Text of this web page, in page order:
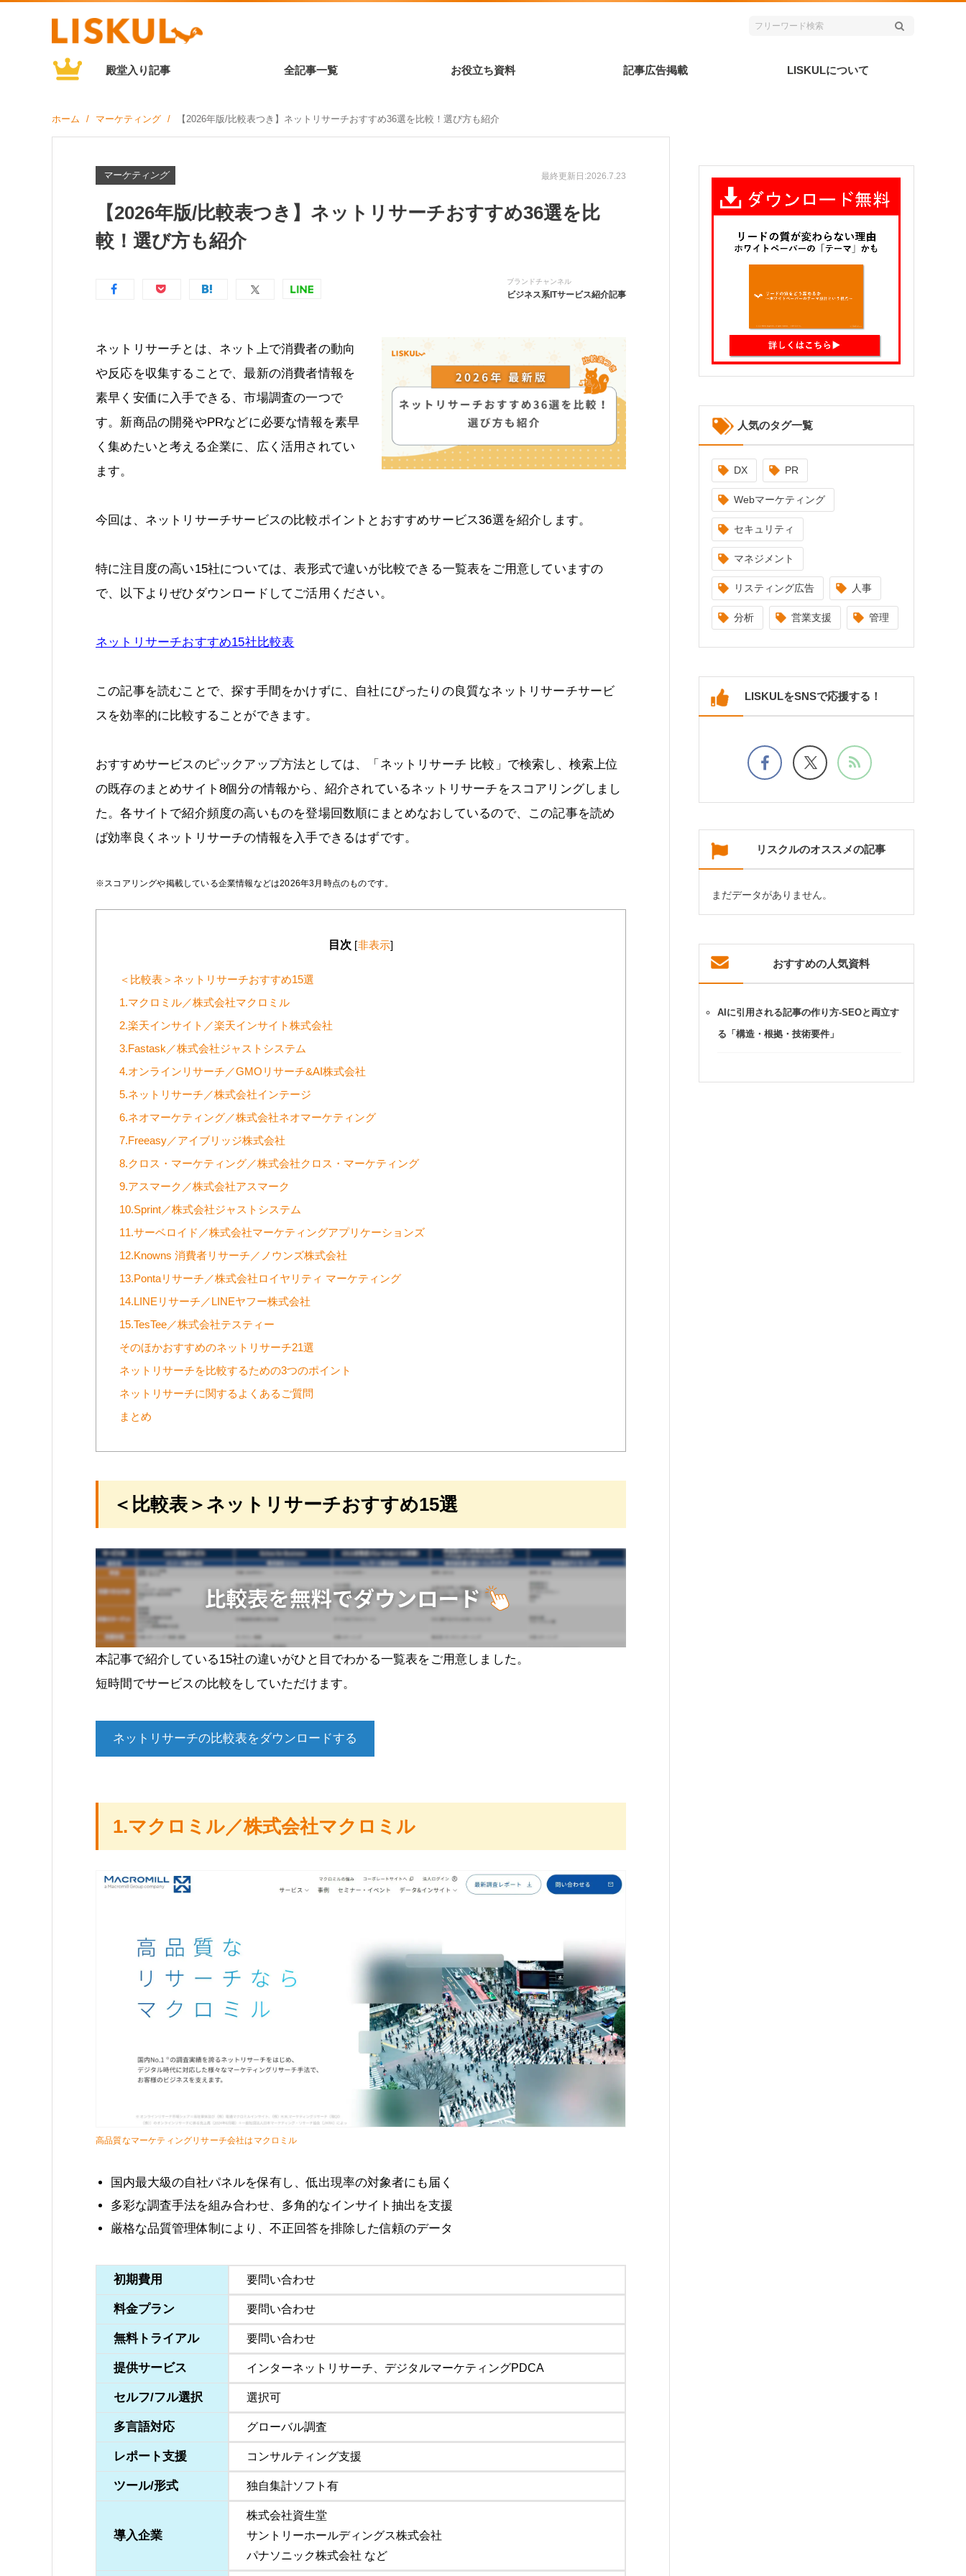
殿堂入り記事 全記事一覧 お役立ち資料 記事広告掲載 LISKULについて
ホーム マーケティング 【2026年版/比較表つき】ネットリサーチおすすめ36選を比較！選び方も紹介
マーケティング 最終更新日:2026.7.23
【2026年版/比較表つき】ネットリサーチおすすめ36選を比
較！選び方も紹介
ブランドチャンネル
ビジネス系ITサービス紹介記事
ネットリサーチとは、ネット上で消費者の動向
や反応を収集することで、最新の消費者情報を
素早く安価に入手できる、市場調査の一つで
す。新商品の開発やPRなどに必要な情報を素早
く集めたいと考える企業に、広く活用されてい
ます。
今回は、ネットリサーチサービスの比較ポイントとおすすめサービス36選を紹介します。
特に注目度の高い15社については、表形式で違いが比較できる一覧表をご用意していますの
で、以下よりぜひダウンロードしてご活用ください。
ネットリサーチおすすめ15社比較表
この記事を読むことで、探す手間をかけずに、自社にぴったりの良質なネットリサーチサービ
スを効率的に比較することができます。
おすすめサービスのピックアップ方法としては、「ネットリサーチ 比較」で検索し、検索上位
の既存のまとめサイト8個分の情報から、紹介されているネットリサーチをスコアリングしまし
た。各サイトで紹介頻度の高いものを登場回数順にまとめなおしているので、この記事を読め
ば効率良くネットリサーチの情報を入手できるはずです。
※スコアリングや掲載している企業情報などは2026年3月時点のものです。
目次 [非表示]
＜比較表＞ネットリサーチおすすめ15選
1.マクロミル／株式会社マクロミル
2.楽天インサイト／楽天インサイト株式会社
3.Fastask／株式会社ジャストシステム
4.オンラインリサーチ／GMOリサーチ&AI株式会社
5.ネットリサーチ／株式会社インテージ
6.ネオマーケティング／株式会社ネオマーケティング
7.Freeasy／アイブリッジ株式会社
8.クロス・マーケティング／株式会社クロス・マーケティング
9.アスマーク／株式会社アスマーク
10.Sprint／株式会社ジャストシステム
11.サーベロイド／株式会社マーケティングアプリケーションズ
12.Knowns 消費者リサーチ／ノウンズ株式会社
13.Pontaリサーチ／株式会社ロイヤリティ マーケティング
14.LINEリサーチ／LINEヤフー株式会社
15.TesTee／株式会社テスティー
そのほかおすすめのネットリサーチ21選
ネットリサーチを比較するための3つのポイント
ネットリサーチに関するよくあるご質問
まとめ
＜比較表＞ネットリサーチおすすめ15選
本記事で紹介している15社の違いがひと目でわかる一覧表をご用意しました。
短時間でサービスの比較をしていただけます。
ネットリサーチの比較表をダウンロードする
1.マクロミル／株式会社マクロミル
高品質なマーケティングリサーチ会社はマクロミル
国内最大級の自社パネルを保有し、低出現率の対象者にも届く
多彩な調査手法を組み合わせ、多角的なインサイト抽出を支援
厳格な品質管理体制により、不正回答を排除した信頼のデータ
初期費用 要問い合わせ
料金プラン 要問い合わせ
無料トライアル 要問い合わせ
提供サービス インターネットリサーチ、デジタルマーケティングPDCA
セルフ/フル選択 選択可
多言語対応 グローバル調査
レポート支援 コンサルティング支援
ツール/形式 独自集計ソフト有
導入企業
株式会社資生堂
サントリーホールディングス株式会社
パナソニック株式会社 など
人気のタグ一覧
DX PR
Webマーケティング
セキュリティ
マネジメント
リスティング広告 人事
分析 営業支援 管理
LISKULをSNSで応援する！
リスクルのオススメの記事
まだデータがありません。
おすすめの人気資料
AIに引用される記事の作り方-SEOと両立す
る「構造・根拠・技術要件」